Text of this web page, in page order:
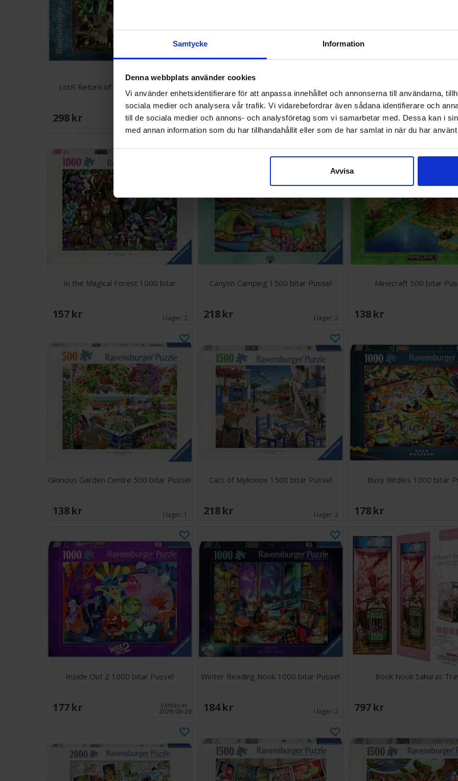
Samtycke Information
Denna webbplats använder cookies
Vi använder enhetsidentifierare för att anpassa innehållet och annonserna till användarna,
sociala medier och analysera vår trafik. Vi vidarebefordrar även sådana identifierare och
till de sociala medier och annons- och analysföretag som vi samarbetar med. Dessa kan i
med annan information som du har tillhandahållit eller som de har samlat in när du har
Avvisa
LotR Return of the King 2000 bitar
298 SEK I lager:3 345 SEK I lager: 1 286 SEK
In the Magical Forest 1000 bitar
157 SEK I lager:2
Canyon Camping 1500 bitar Pussel
218 SEK I lager:2
Minecraft 500 bitar
138 SEK
Glorious Garden Centre 500 bitar Pussel
138 SEK I lager: 1
Cats of Mykonos 1500 bitar Pussel
218 SEK I lager:2
Busy Birdies 1000 bitar
178 SEK
Inside Out 2 1000 bitar Pussel
177 SEK Väntas in:
2026-08-26
Winter Reading Nook 1000 bitar Pussel
184 SEK I lager:2
Book Nook Sakuras
797 SEK